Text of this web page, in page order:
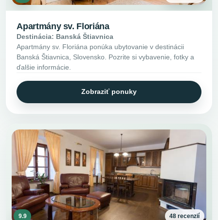
Apartmány sv. Floriána
Destinácia: Banská Štiavnica
Apartmány sv. Floriána ponúka ubytovanie v destinácii
Banská Štiavnica, Slovensko. Pozrite si vybavenie, fotky a
ďalšie informácie.
Zobraziť ponuky
9.9 48 recenzií